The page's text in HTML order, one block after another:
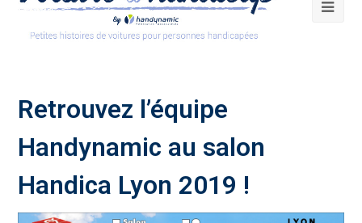
Retrouvez l’équipe
Handynamic au salon
Handica Lyon 2019 !